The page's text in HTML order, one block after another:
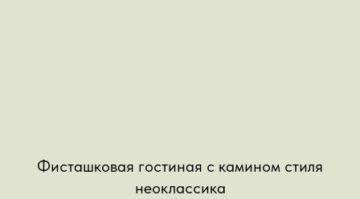
Фисташковая гостиная с камином стиля
неоклассика